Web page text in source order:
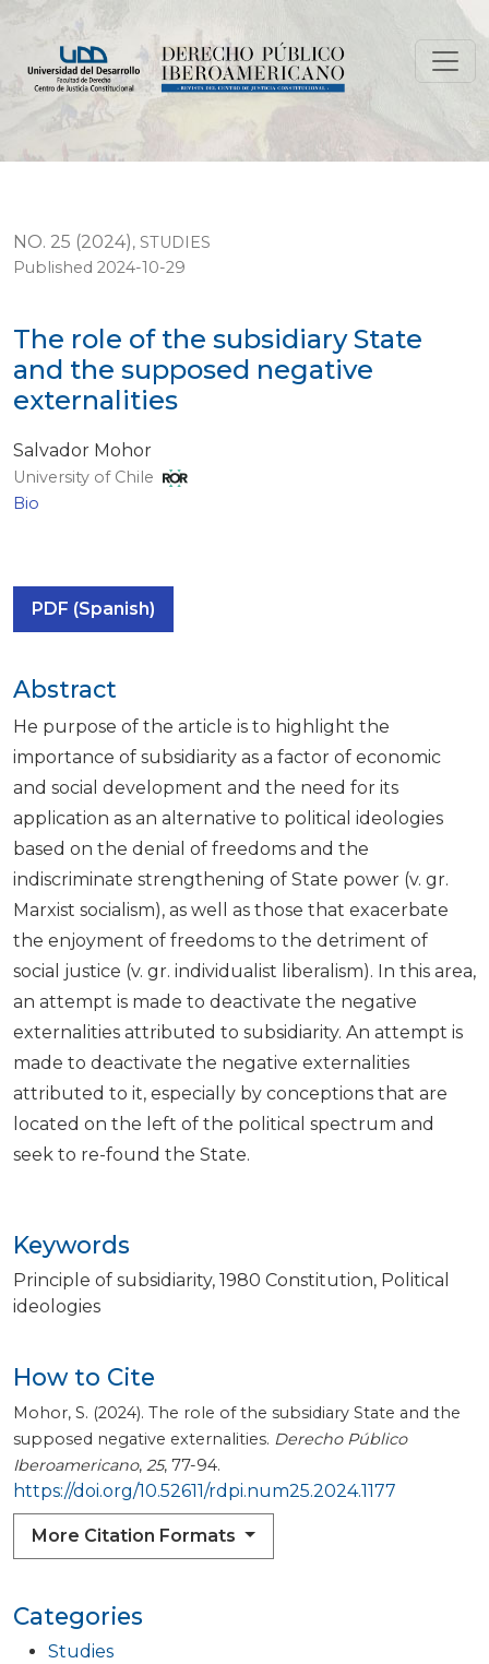
The role of the subsidiary State and the supposed
NO. 25 (2024), STUDIES
The role of the subsidiary State
and the supposed negative
externalities
Published 2024-10-29
Salvador Mohor
University of Chile
Bio
PDF (Spanish)
Keywords
Principle of subsidiarity 1980 Constitution Political
ideologies
Categories
Studies
How to Cite
Mohor, S. (2024). The role of the subsidiary State and the
supposed negative externalities. Derecho Público
Iberoamericano, 25, 77-94.
https://doi.org/10.52611/rdpi.num25.2024.1177
More Citation Formats
Abstract
He purpose of the article is to highlight the
importance of subsidiarity as a factor of economic
and social development and the need for its
application as an alternative to political ideologies
based on the denial of freedoms and the
indiscriminate strengthening of State power (v. gr.
Marxist socialism), as well as those that exacerbate
the enjoyment of freedoms to the detriment of
social justice (v. gr. individualist liberalism). In this area,
an attempt is made to deactivate the negative
externalities attributed to subsidiarity. An attempt is
made to deactivate the negative externalities
attributed to it, especially by conceptions that are
located on the left of the political spectrum and
seek to re-found the State.